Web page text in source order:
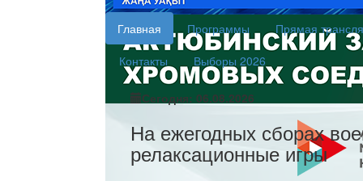
Главная Программы
Прямая
Контакты
Выборы 2026
Сегодня: 06.08.2026
На ежегодных сборах
релаксационные игры